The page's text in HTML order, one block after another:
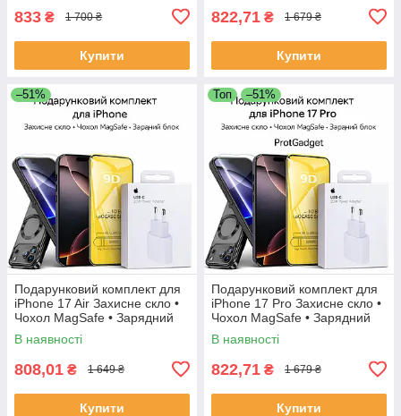
833 ₴ 1 700 ₴
Купити
822,71 ₴ 1 679 ₴
Купити
–51%
Подарунковий комплект для
iPhone 17 Air Захисне скло •
Чохол MagSafe • Зарядний
блок
В наявності
808,01 ₴ 1 649 ₴
Купити
Топ –51%
Подарунковий комплект для
iPhone 17 Pro Захисне скло •
Чохол MagSafe • Зарядний
блок
В наявності
822,71 ₴ 1 679 ₴
Купити